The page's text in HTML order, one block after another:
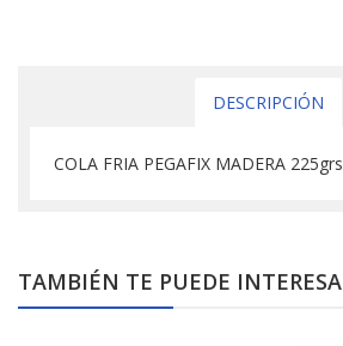
DESCRIPCIÓN
COLA FRIA PEGAFIX MADERA
TAMBIÉN TE PUEDE